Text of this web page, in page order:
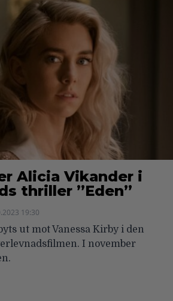
Alicia Vikander i
thriller ”Eden”
19:30
ut mot Vanessa Kirby i den
I november